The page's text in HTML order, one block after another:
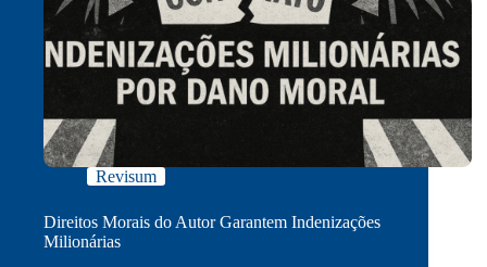
Revisum
Direitos Morais do Autor Garantem Indenizações
Milionárias